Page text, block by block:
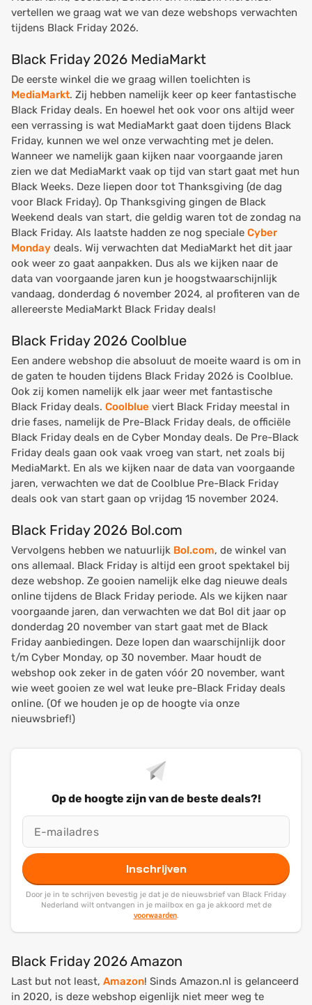
vertellen we graag wat we van deze webshops verwachten
tijdens Black Friday 2026.
Black Friday 2026 MediaMarkt
De eerste winkel die we graag willen toelichten is
MediaMarkt. Zij hebben namelijk keer op keer fantastische
Black Friday deals. En hoewel het ook voor ons altijd weer
een verrassing is wat MediaMarkt gaat doen tijdens Black
Friday, kunnen we wel onze verwachting met je delen.
Wanneer we namelijk gaan kijken naar voorgaande jaren
zien we dat MediaMarkt vaak op tijd van start gaat met hun
Black Weeks. Deze liepen door tot Thanksgiving (de dag
voor Black Friday). Op Thanksgiving gingen de Black
Weekend deals van start, die geldig waren tot de zondag na
Black Friday. Als laatste hadden ze nog speciale Cyber
Monday deals. Wij verwachten dat MediaMarkt het dit jaar
ook weer zo gaat aanpakken. Dus als we kijken naar de
data van voorgaande jaren kun je hoogstwaarschijnlijk
vandaag, donderdag 6 november 2024, al profiteren van de
allereerste MediaMarkt Black Friday deals!
Black Friday 2026 Coolblue
Een andere webshop die absoluut de moeite waard is om in
de gaten te houden tijdens Black Friday 2026 is Coolblue.
Ook zij komen namelijk elk jaar weer met fantastische
Black Friday deals. Coolblue viert Black Friday meestal in
drie fases, namelijk de Pre-Black Friday deals, de officiële
Black Friday deals en de Cyber Monday deals. De Pre-Black
Friday deals gaan ook vaak vroeg van start, net zoals bij
MediaMarkt. En als we kijken naar de data van voorgaande
jaren, verwachten we dat de Coolblue Pre-Black Friday
deals ook van start gaan op vrijdag 15 november 2024.
Black Friday 2026 Bol.com
Vervolgens hebben we natuurlijk Bol.com, de winkel van
ons allemaal. Black Friday is altijd een groot spektakel bij
deze webshop. Ze gooien namelijk elke dag nieuwe deals
online tijdens de Black Friday periode. Als we kijken naar
voorgaande jaren, dan verwachten we dat Bol dit jaar op
donderdag 20 november van start gaat met de Black
Friday aanbiedingen. Deze lopen dan waarschijnlijk door
t/m Cyber Monday, op 30 november. Maar houdt de
webshop ook zeker in de gaten vóór 20 november, want
wie weet gooien ze wel wat leuke pre-Black Friday deals
online. (Of we houden je op de hoogte via onze
nieuwsbrief!)
Op de hoogte zijn van de beste deals?!
Inschrijven
Door je in te schrijven bevestig je dat je de nieuwsbrief van Black Friday
Nederland wilt ontvangen in je mailbox en ga je akkoord met de
voorwaarden.
Black Friday 2026 Amazon
Last but not least, Amazon! Sinds Amazon.nl is gelanceerd
in 2020, is deze webshop eigenlijk niet meer weg te